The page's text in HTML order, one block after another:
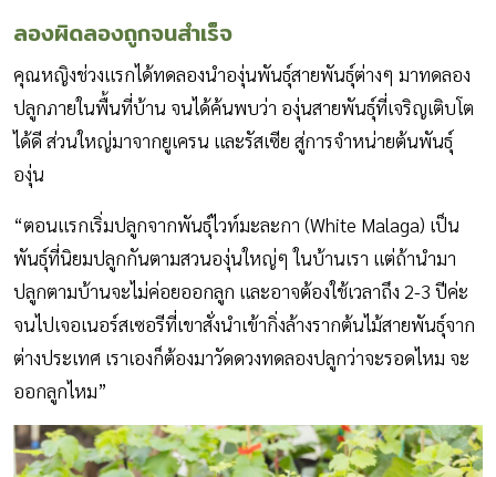
ลองผิดลองถูกจนสำเร็จ
คุณหญิงช่วงแรกได้ทดลองนำองุ่นพันธุ์สายพันธุ์ต่างๆ มาทดลอง
ปลูกภายในพื้นที่บ้าน จนได้ค้นพบว่า องุ่นสายพันธุ์ที่เจริญเติบโต
ได้ดี ส่วนใหญ่มาจากยูเครน และรัสเซีย สู่การจำหน่ายต้นพันธุ์
องุ่น
“ตอนแรกเริ่มปลูกจากพันธุ์ไวท์มะละกา (White Malaga) เป็น
พันธุ์ที่นิยมปลูกกันตามสวนองุ่นใหญ่ๆ ในบ้านเรา แต่ถ้านำมา
ปลูกตามบ้านจะไม่ค่อยออกลูก และอาจต้องใช้เวลาถึง 2-3 ปีค่ะ
จนไปเจอเนอร์สเซอรีที่เขาสั่งนำเข้ากิ่งล้างรากต้นไม้สายพันธุ์จาก
ต่างประเทศ เราเองก็ต้องมาวัดดวงทดลองปลูกว่าจะรอดไหม จะ
ออกลูกไหม”